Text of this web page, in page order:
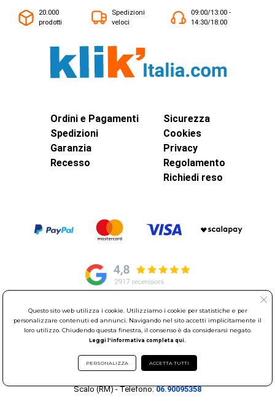
20.000
prodotti
Spedizioni
veloci
09:00/13:00 -
14:30/18:00
Ordini e Pagamenti
Spedizioni
Garanzia
Recesso
Sicurezza
Cookies
Privacy
Regolamento
Richiedi reso
© Elettroservice Spa - Sede Legale: Via Leonardo da Vinci, 40 -
00015 Monterotondo Scalo (RM)
Partita Iva: 01586761007 - Codice Fiscale: 06634500588 Capitale
Sociale 1.600.000,00 Euro i.v. Iscritto al Registro delle Imprese di
Roma REA: RM-535144
Scalo (RM) - Telefono:06.90095358
Questo sito web utilizza i cookie. Utilizziamo i cookie per statistiche e per
personalizzare contenuti ed annunci. Navigando nel sito accetti implicitamente il
loro utilizzo. Chiudendo questa finestra, il consenso è da considerarsi negato.
Leggi l'informativa completa qui.
PERSONALIZZA ACCETTA TUTTI